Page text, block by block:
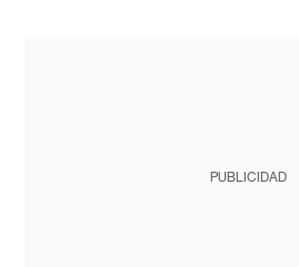
PUBLICIDAD